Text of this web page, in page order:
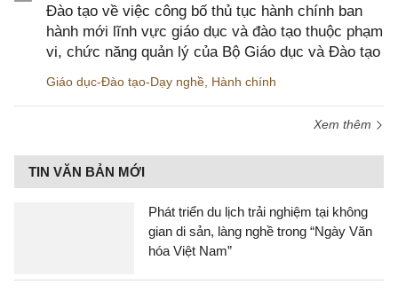
Đào tạo về việc công bố thủ tục hành chính ban
hành mới lĩnh vực giáo dục và đào tạo thuộc phạm
vi, chức năng quản lý của Bộ Giáo dục và Đào tạo
Giáo dục-Đào tạo-Dạy nghề Hành chính
Xem thêm
TIN VĂN BẢN MỚI
Phát triển du lịch trải nghiệm tại không
gian di sản, làng nghề trong “Ngày Văn
hóa Việt Nam”